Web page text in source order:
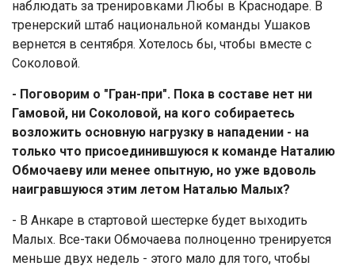
наблюдать за тренировками Любы в Краснодаре. В
тренерский штаб национальной команды Ушаков
вернется в сентября. Хотелось бы, чтобы вместе с
Соколовой.
- Поговорим о "Гран-при". Пока в составе нет ни
Гамовой, ни Соколовой, на кого собираетесь
возложить основную нагрузку в нападении - на
только что присоединившуюся к команде Наталию
Обмочаеву или менее опытную, но уже вдоволь
наигравшуюся этим летом Наталью Малых?
- В Анкаре в стартовой шестерке будет выходить
Малых. Все-таки Обмочаева полноценно тренируется
меньше двух недель - этого мало для того, чтобы